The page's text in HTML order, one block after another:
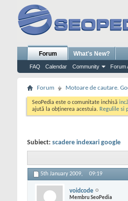
Forum
FAQ Calendar Community Forum
What's New?
Forum Motoare de cautare.
SeoPedia este o comunitate inchisă
ajută la obținerea acestuia. Regulile si
Subiect: scadere indexari google
5th January 2009, 09:19
voidcode
Membru SeoPedia